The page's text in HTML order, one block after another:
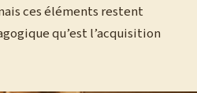
ces éléments restent
qu’est l’acquisition